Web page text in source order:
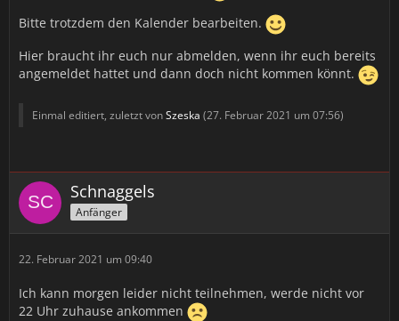
Bitte trotzdem den Kalender bearbeiten.
Hier braucht ihr euch nur abmelden, wenn ihr euch bereits
angemeldet hattet und dann doch nicht kommen könnt.
Einmal editiert, zuletzt vonSzeska (27. Februar 2021 um 07:56)
Schnaggels
Anfänger
22. Februar 2021 um 09:40
Ich kann morgen leider nicht teilnehmen, werde nicht vor
22 Uhr zuhause ankommen